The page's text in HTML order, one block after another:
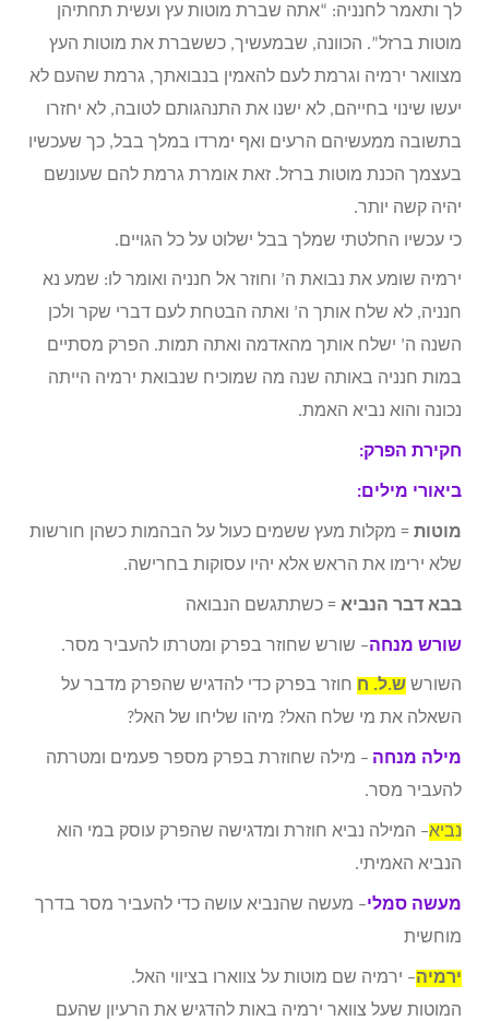
לך ותאמר לחנניה: “אתה שברת מוטות עץ ועשית תחתיהן
מוטות ברזל”. הכוונה, שבמעשיך, כששברת את מוטות העץ
מצוואר ירמיה וגרמת לעם להאמין בנבואתך, גרמת שהעם לא
יעשו שינוי בחייהם, לא ישנו את התנהגותם לטובה, לא יחזרו
בתשובה ממעשיהם הרעים ואף ימרדו במלך בבל, כך שעכשיו
בעצמך הכנת מוטות ברזל. זאת אומרת גרמת להם שעונשם
יהיה קשה יותר.
כי עכשיו החלטתי שמלך בבל ישלוט על כל הגויים.
ירמיה שומע את נבואת ה’ וחוזר אל חנניה ואומר לו: שמע נא
חנניה, לא שלח אותך ה’ ואתה הבטחת לעם דברי שקר ולכן
השנה ה’ ישלח אותך מהאדמה ואתה תמות. הפרק מסתיים
במות חנניה באותה שנה מה שמוכיח שנבואת ירמיה הייתה
נכונה והוא נביא האמת.
חקירת הפרק:
ביאורי מילים:
מוטות = מקלות מעץ ששמים כעול על הבהמות כשהן חורשות
שלא ירימו את הראש אלא יהיו עסוקות בחרישה.
בבא דבר הנביא = כשתתגשם הנבואה
שורש מנחה– שורש שחוזר בפרק ומטרתו להעביר מסר.
השורש ש.ל. ח חוזר בפרק כדי להדגיש שהפרק מדבר על
השאלה את מי שלח האל? מיהו שליחו של האל?
מילה מנחה – מילה שחוזרת בפרק מספר פעמים ומטרתה
להעביר מסר.
נביא– המילה נביא חוזרת ומדגישה שהפרק עוסק במי הוא
הנביא האמיתי.
מעשה סמלי– מעשה שהנביא עושה כדי להעביר מסר בדרך
מוחשית
ירמיה– ירמיה שם מוטות על צווארו בציווי האל.
המוטות שעל צוואר ירמיה באות להדגיש את הרעיון שהעם